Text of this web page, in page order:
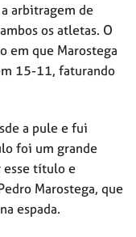
arbitragem de
os atletas. O
em que Marostega
15-11, faturando
a pule e fui
foi um grande
esse título e
Marostega, que
espada.